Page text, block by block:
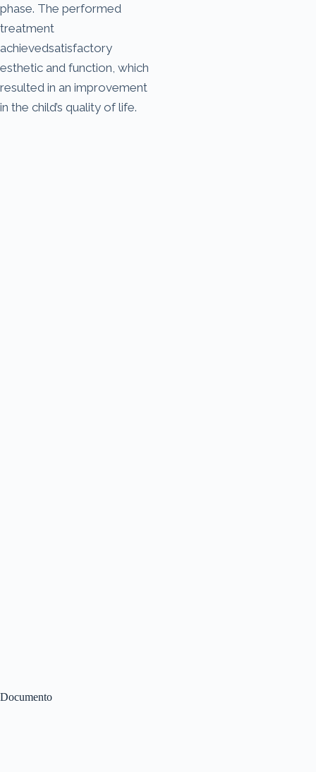
Documento
phase. The performed
treatment
achievedsatisfactory
esthetic and function, which
resulted in an improvement
in the child’s quality of life.